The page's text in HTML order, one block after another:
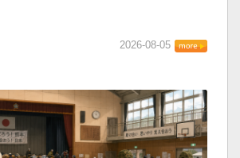
2026-08-05